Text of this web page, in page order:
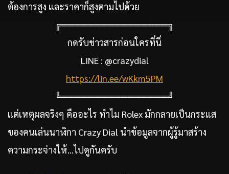
ต้องการสูง และราคาก็สูงตามไปด้วย
╔════════════════╗
กดรับข่าวสารก่อนใครที่นี่
LINE : @crazydial
https://lin.ee/wKkm5PM
╚════════════════╝
แต่เหตุผลจริงๆ คืออะไร ทำไม Rolex มักกลายเป็นกระแส
ของคนเล่นนาฬิกา Crazy Dial นำข้อมูลจากผู้รู้มาสร้าง
ความกระจ่างให้…ไปดูกันครับ